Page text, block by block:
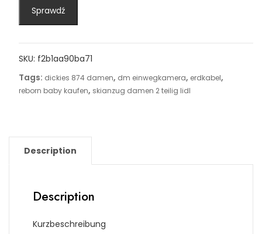
Sprawdź
SKU: f2b1aa90ba71
Tags: dickies 874 damen, dm einwegkamera, erdkabel,
reborn baby kaufen, skianzug damen 2 teilig lidl
Description
Description
Kurzbeschreibung